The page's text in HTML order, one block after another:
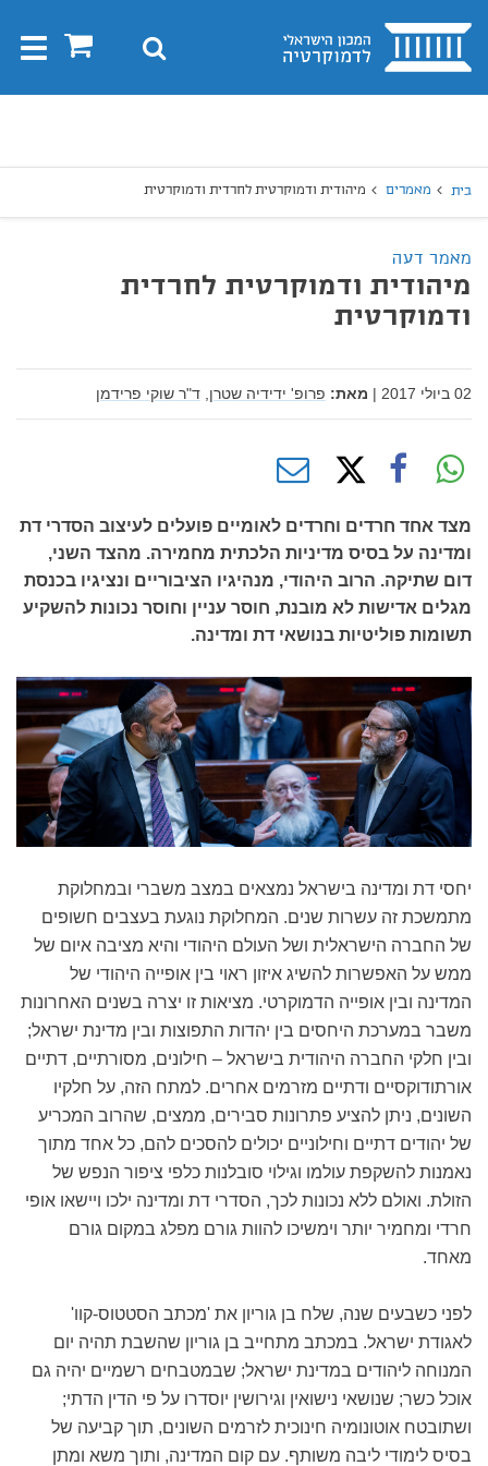
בית 0 חיפוש
בית מאמרים מיהודית ודמוקרטית לחרדית ודמוקרטית
מאמר דעה
מיהודית ודמוקרטית לחרדית
ודמוקרטית
02 ביולי 2017 | מאת: פרופ' ידידיה שטרן, ד"ר שוקי פרידמן
מצד אחד חרדים וחרדים לאומיים פועלים לעיצוב הסדרי דת
ומדינה על בסיס מדיניות הלכתית מחמירה. מהצד השני,
דום שתיקה. הרוב היהודי, מנהיגיו הציבוריים ונציגיו בכנסת
מגלים אדישות לא מובנת, חוסר עניין וחוסר נכונות להשקיע
תשומות פוליטיות בנושאי דת ומדינה.
יחסי דת ומדינה בישראל נמצאים במצב משברי ובמחלוקת
מתמשכת זה עשרות שנים. המחלוקת נוגעת בעצבים חשופים
של החברה הישראלית ושל העולם היהודי והיא מציבה איום של
ממש על האפשרות להשיג איזון ראוי בין אופייה היהודי של
המדינה ובין אופייה הדמוקרטי. מציאות זו יצרה בשנים האחרונות
משבר במערכת היחסים בין יהדות התפוצות ובין מדינת ישראל;
ובין חלקי החברה היהודית בישראל – חילונים, מסורתיים, דתיים
אורתודוקסיים ודתיים מזרמים אחרים. למתח הזה, על חלקיו
השונים, ניתן להציע פתרונות סבירים, ממצים, שהרוב המכריע
של יהודים דתיים וחילוניים יכולים להסכים להם, כל אחד מתוך
נאמנות להשקפת עולמו וגילוי סובלנות כלפי ציפור הנפש של
הזולת. ואולם ללא נכונות לכך, הסדרי דת ומדינה ילכו ויישאו אופי
חרדי ומחמיר יותר וימשיכו להוות גורם מפלג במקום גורם
מאחד.
לפני כשבעים שנה, שלח בן גוריון את 'מכתב הסטטוס-קוו'
לאגודת ישראל. במכתב מתחייב בן גוריון שהשבת תהיה יום
המנוחה ליהודים במדינת ישראל; שבמטבחים רשמיים יהיה גם
אוכל כשר; שנושאי נישואין וגירושין יוסדרו על פי הדין הדתי;
ושתובטח אוטונומיה חינוכית לזרמים השונים, תוך קביעה של
בסיס לימודי ליבה משותף. עם קום המדינה, ותוך משא ומתן